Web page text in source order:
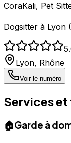
CoraKali, Pet
Dogsitter à Lyon (
Lyon, Rhône
Voir le numéro
Services
🏠Garde à